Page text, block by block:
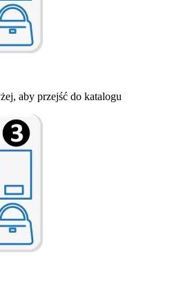
aby przejść do katalogu